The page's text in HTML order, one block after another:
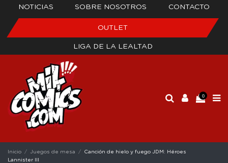
NOTICIAS SOBRE NOSOTROS CONTACTO
OUTLET
LIGA DE LA LEALTAD
0
Inicio Juegos de mesa
Canción de hielo y fuego JDM: Héroes
Lannister III